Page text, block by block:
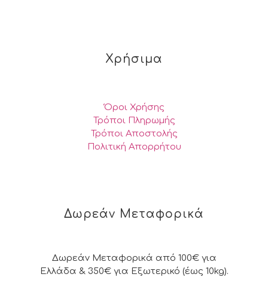
Χρήσιμα
Όροι Χρήσης
Τρόποι Πληρωμής
Τρόποι Αποστολής
Πολιτική Απορρήτου
Δωρεάν Μεταφορικά
Δωρεάν Μεταφορικά από 100€ για
Ελλάδα & 350€ για Εξωτερικό (έως 10kg).